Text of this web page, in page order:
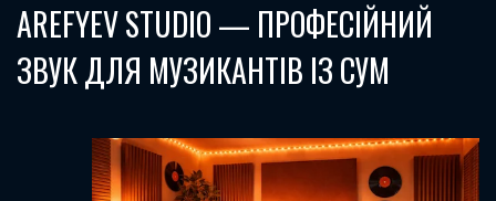
AREFYEV STUDIO — ПРОФЕСІЙНИЙ
ЗВУК ДЛЯ МУЗИКАНТІВ ІЗ СУМ